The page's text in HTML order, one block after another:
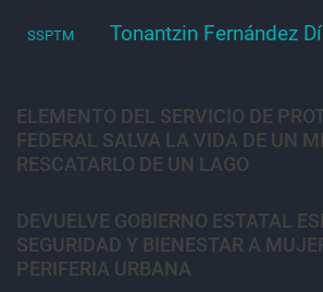
SSPTM Tonantzin Fernández
ELEMENTO DEL SERVICIO DE
FEDERAL SALVA LA VIDA DE UN
RESCATARLO DE UN LAGO
DEVUELVE GOBIERNO ESTATAL
SEGURIDAD Y BIENESTAR A
PERIFERIA URBANA